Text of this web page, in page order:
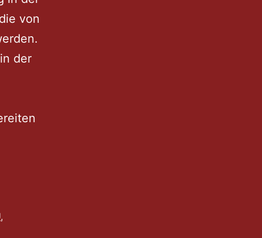
von
der
,